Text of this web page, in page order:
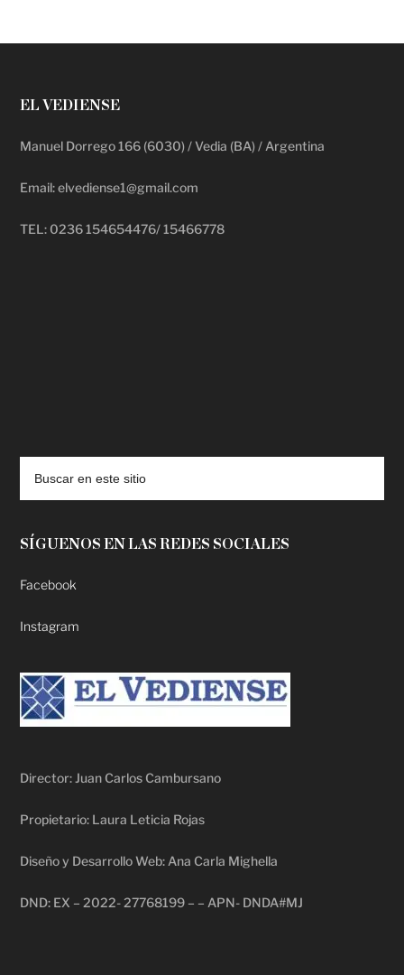
EL VEDIENSE
Manuel Dorrego 166 (6030) / Vedia (BA) / Argentina
Email: elvediense1@gmail.com
TEL: 0236 154654476/ 15466778
SÍGUENOS EN LAS REDES SOCIALES
Facebook
Instagram
Director: Juan Carlos Cambursano
Propietario: Laura Leticia Rojas
Diseño y Desarrollo Web: Ana Carla Mighella
DND: EX – 2022- 27768199 – – APN- DNDA#MJ